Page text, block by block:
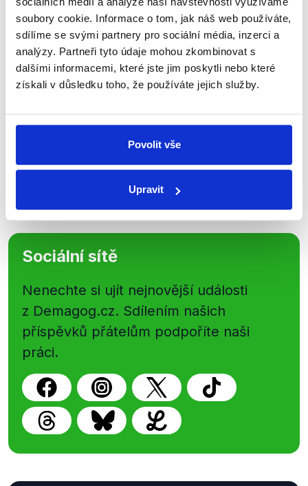
soubory cookie. Informace o tom, jak náš web používáte,
sdílíme se svými partnery pro sociální média, inzerci a
analýzy. Partneři tyto údaje mohou zkombinovat s
dalšími informacemi, které jste jim poskytli nebo které
získali v důsledku toho, že používáte jejich služby.
Povolit vše
Upravit
Přihlaste se k odběru našeho
newsletteru nebowhatsappového
kanálu, kde pravidelně přinášíme
shrnutí nejzajímavějších článků a analýz.
přehled o tom, jaké dezinformace a
nepravdy se zrovna v Česku šíří.
WhatsApp
Sociální sítě
Nenechte si ujít nejnovější události
z Demagog.cz. Sdílením našich
příspěvků přátelům podpoříte naši
práci.